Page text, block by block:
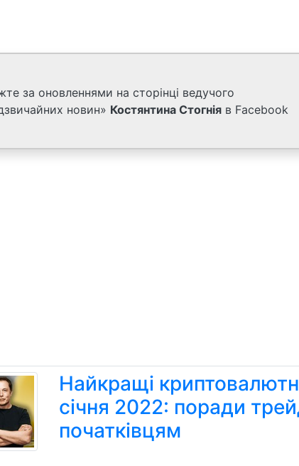
за оновленнями на сторінці ведучого
новин» Костянтина Стогнія в Facebook
Найкращі
січня 2022: поради
початківцям